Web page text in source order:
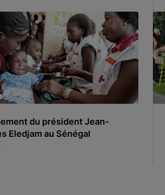
du président Jean-
Eledjam au Sénégal